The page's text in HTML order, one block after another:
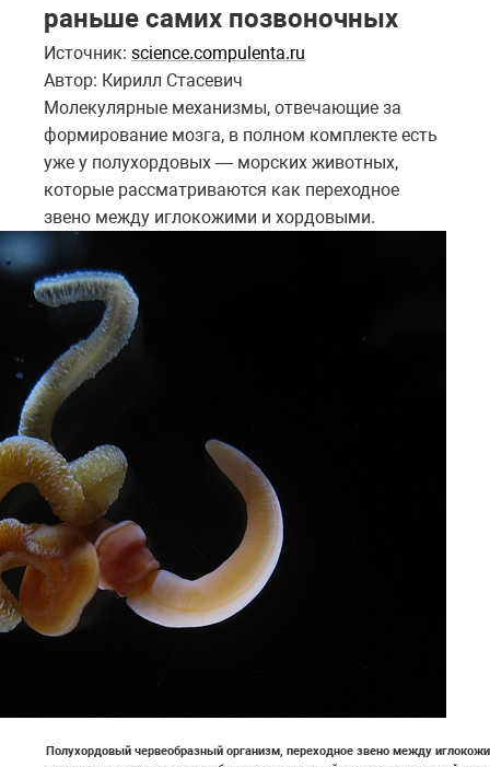
раньше самих позвоночных
Источник: science.compulenta.ru
Автор: Кирилл Стасевич
Молекулярные механизмы, отвечающие за
формирование мозга, в полном комплекте есть
уже у полухордовых — морских животных,
которые рассматриваются как переходное
звено между иглокожими и хордовыми.
Полухордовый червеобразный организм, переходное звено между